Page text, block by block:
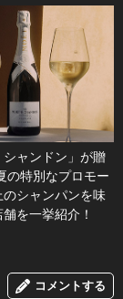
シャンドン」が贈
の特別なプロモー
シャンパンを味
を一挙紹介！
コメントする